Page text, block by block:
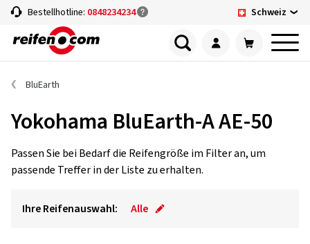
Bestellhotline: 0848234234 Schweiz
BluEarth
Yokohama BluEarth-A AE-50
Passen Sie bei Bedarf die Reifengröße im Filter an, um
passende Treffer in der Liste zu erhalten.
Ihre Reifenauswahl: Alle